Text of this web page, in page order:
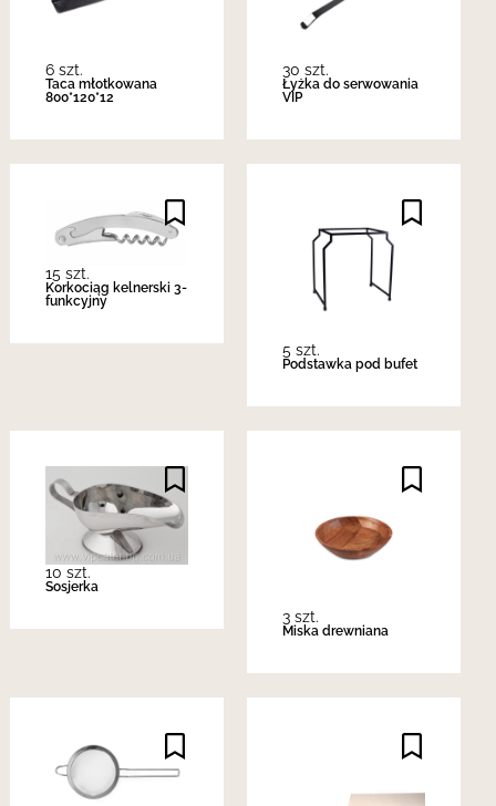
6 szt.
Taca młotkowana
800*120*12
30 szt.
Łyżka do serwowania
VIP
15 szt.
Korkociąg kelnerski 3-
funkcyjny
5 szt.
Podstawka pod bufet
10 szt.
Sosjerka
3 szt.
Miska drewniana